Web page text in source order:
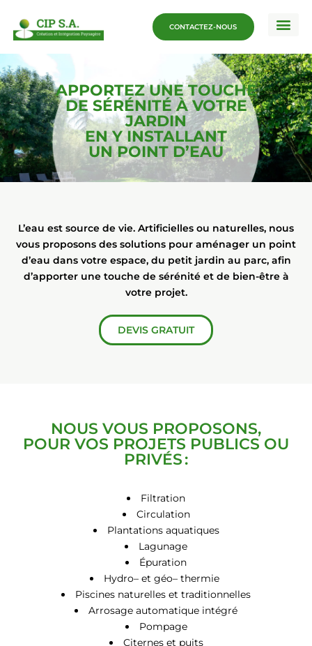
CONTACTEZ-NOUS
APPORTEZ UNE TOUCHE
DE SÉRÉNITÉ À VOTRE
JARDIN
EN Y INSTALLANT
UN POINT D’EAU
L’eau est source de vie. Artificielles ou naturelles, nous
vous proposons des solutions pour aménager un point
d’eau dans votre espace, du petit jardin au parc, afin
d’apporter une touche de sérénité et de bien-être à
votre projet.
DEVIS GRATUIT
NOUS VOUS PROPOSONS,
POUR VOS PROJETS PUBLICS OU
PRIVÉS :
Filtration
Circulation
Plantations aquatiques
Lagunage
Épuration
Hydro– et géo– thermie
Piscines naturelles et traditionnelles
Arrosage automatique intégré
Pompage
Citernes et puits